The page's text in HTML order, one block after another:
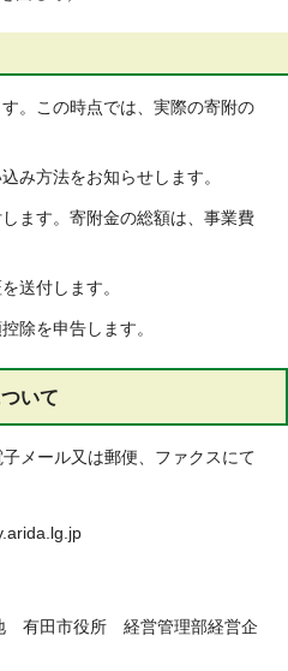
。この時点では、実際の寄附の
み方法をお知らせします。
ます。寄附金の総額は、事業費
送付します。
除を申告します。
いて
メール又は郵便、ファクスにて
有田市役所 経営管理部経営企